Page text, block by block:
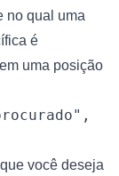
no qual uma
é
uma posição
você deseja